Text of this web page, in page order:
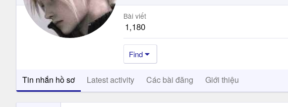
Bài viết
1,180
Find
Tin nhắn hồ sơ Latest activity Các bài đăng Giới thiệu